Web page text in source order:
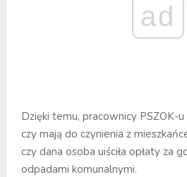
ad
Dzięki temu, pracownicy PSZOK-
czy mają do czynienia z
czy dana osoba uiściła opłaty za
odpadami komunalnymi.